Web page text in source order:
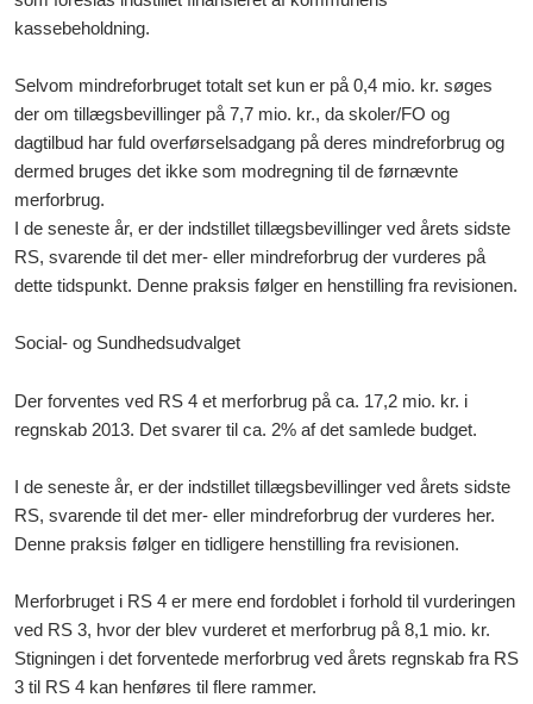
kassebeholdning.
Selvom mindreforbruget totalt set kun er på 0,4 mio. kr. søges
der om tillægsbevillinger på 7,7 mio. kr., da skoler/FO og
dagtilbud har fuld overførselsadgang på deres mindreforbrug og
dermed bruges det ikke som modregning til de førnævnte
merforbrug.
I de seneste år, er der indstillet tillægsbevillinger ved årets sidste
RS, svarende til det mer- eller mindreforbrug der vurderes på
dette tidspunkt. Denne praksis følger en henstilling fra revisionen.
Social- og Sundhedsudvalget
Der forventes ved RS 4 et merforbrug på ca. 17,2 mio. kr. i
regnskab 2013. Det svarer til ca. 2% af det samlede budget.
I de seneste år, er der indstillet tillægsbevillinger ved årets sidste
RS, svarende til det mer- eller mindreforbrug der vurderes her.
Denne praksis følger en tidligere henstilling fra revisionen.
Merforbruget i RS 4 er mere end fordoblet i forhold til vurderingen
ved RS 3, hvor der blev vurderet et merforbrug på 8,1 mio. kr.
Stigningen i det forventede merforbrug ved årets regnskab fra RS
3 til RS 4 kan henføres til flere rammer.